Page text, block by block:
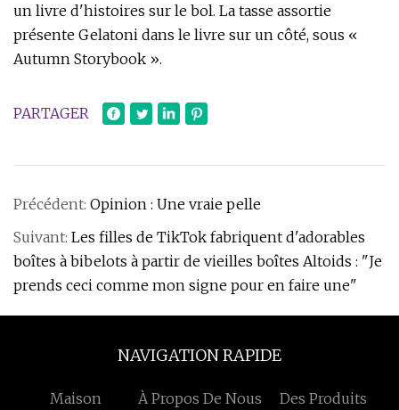
un livre d'histoires sur le bol. La tasse assortie
présente Gelatoni dans le livre sur un côté, sous «
Autumn Storybook ».
PARTAGER
Précédent: Opinion : Une vraie pelle
Suivant: Les filles de TikTok fabriquent d'adorables
boîtes à bibelots à partir de vieilles boîtes Altoids : "Je
prends ceci comme mon signe pour en faire une"
NAVIGATION RAPIDE
Maison À Propos De Nous Des Produits